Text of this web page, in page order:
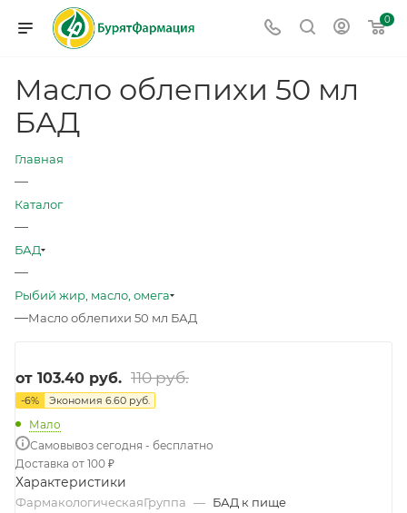
0
Масло облепихи 50 мл
БАД
Главная
—
Каталог
—
БАД
—
Рыбий жир, масло, омега
—Масло облепихи 50 мл БАД
от 103.40 руб. 110 руб.
-6% Экономия 6.60 руб.
Мало
Самовывоз сегодня - бесплатно
Доставка от 100 ₽
Характеристики
ФармакологическаяГруппа — БАД к пище